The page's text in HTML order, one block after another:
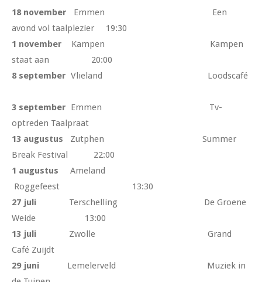
18 november
Emmen Een
avond vol taalplezier 19:30
1 november
Kampen Kampen
staat aan 20:00
8 september Vlieland Loodscafé
3 september Emmen Tv-
optreden Taalpraat
13 augustus
Zutphen Summer
Break Festival 22:00
1 augustus
Ameland
Roggefeest 13:30
27 juli
Terschelling De Groene
Weide 13:00
13 juli
Zwolle Grand
Café Zuijdt
29 juni
Lemelerveld Muziek in